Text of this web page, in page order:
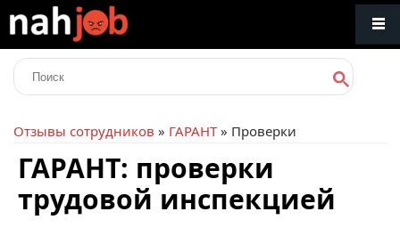
Отзывы сотрудников » ГАРАНТ» Проверки
ГАРАНТ: проверки
трудовой инспекцией